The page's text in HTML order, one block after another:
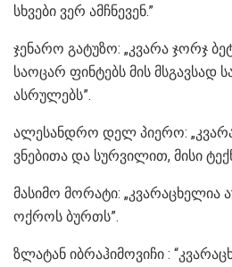
სხვები ვერ ამჩნევენ.”
ჯენარო გატუზო: „კვარა ჯორჯ
საოცარ ფინტებს მის მსგავსად
ასრულებს”.
ალესანდრო დელ პიერო:
ვნებითა და სურვილით, მისი
მასიმო მორატი: „კვარაცხელია
ოქროს ბურთს”.
ზლატან იბრაჰიმოვიჩი :